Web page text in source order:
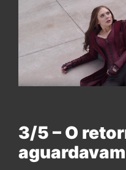
3/5 – O
aguardavam